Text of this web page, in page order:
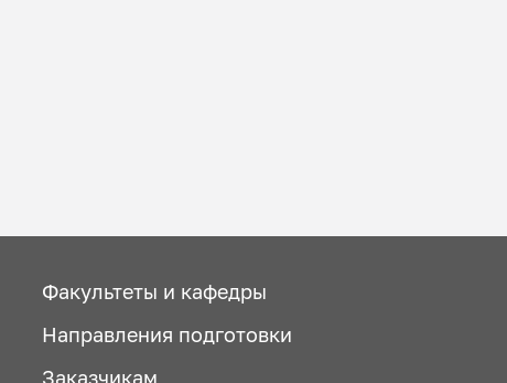
Факультеты и кафедры
Направления подготовки
Заказчикам